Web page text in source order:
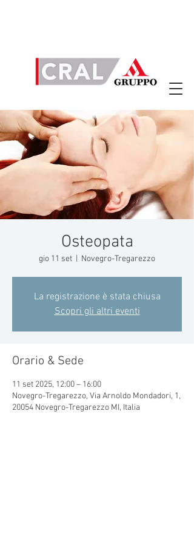
Osteopata
gio 11 set Novegro-Tregarezzo
La registrazione è stata chiusa
Scopri gli altri eventi
Orario & Sede
11 set 2025, 12:00 – 16:00
Novegro-Tregarezzo, Via Arnoldo Mondadori, 1,
20054 Novegro-Tregarezzo MI, Italia